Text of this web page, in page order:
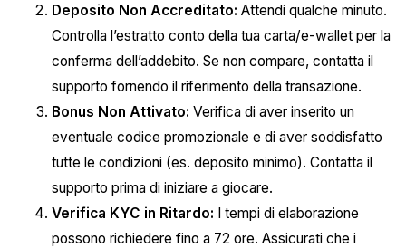
Deposito Non Accreditato: Attendi qualche minuto.
Controlla l’estratto conto della tua carta/e-wallet per la
conferma dell’addebito. Se non compare, contatta il
supporto fornendo il riferimento della transazione.
Bonus Non Attivato: Verifica di aver inserito un
eventuale codice promozionale e di aver soddisfatto
tutte le condizioni (es. deposito minimo). Contatta il
supporto prima di iniziare a giocare.
Verifica KYC in Ritardo: I tempi di elaborazione
possono richiedere fino a 72 ore. Assicurati che i